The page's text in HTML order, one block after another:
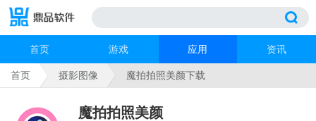
首页 游戏 应用 资讯
首页 摄影图像 魔拍拍照美颜下载
魔拍拍照美颜